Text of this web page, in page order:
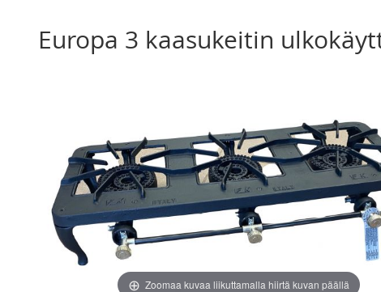
Europa 3 kaasukeitin
images
gallery
images
gallery
Zoomaa kuvaa liikuttamalla hiirtä kuvan päällä